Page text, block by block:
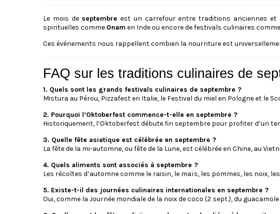
Le mois de septembre est un carrefour entre traditions anciennes et
spirituelles comme Onam en Inde ou encore de festivals culinaires comme
Ces événements nous rappellent combien la nourriture est
FAQ sur les traditions culinaires de
1. Quels sont les grands festivals culinaires de septembre ?
Mistura au Pérou, Pizzafest en Italie, le Festival du miel en Pologne et
2. Pourquoi l’Oktoberfest commence-t-elle en septembre ?
Historiquement, l’Oktoberfest débute fin septembre pour profiter d’un
3. Quelle fête asiatique est célébrée en septembre ?
La fête de la mi-automne, ou fête de la Lune, est célébrée en Chine, au
4. Quels aliments sont associés à septembre ?
Les récoltes d’automne comme le raisin, le maïs, les pommes, les noix,
5. Existe-t-il des journées culinaires internationales en septembre ?
Oui, comme la Journée mondiale de la noix de coco (2 sept.), du